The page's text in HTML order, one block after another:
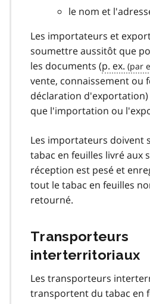
le nom et
Les importateurs et
soumettre aussitôt que
les documents (p. ex.
vente, connaissement ou
déclaration
que l'importation ou
Les importateurs doivent
tabac en feuilles livré aux
réception est pesé et
tout le tabac en feuilles
retourné.
Transporteurs
interterritoriaux
Les transporteurs
transportent du tabac en